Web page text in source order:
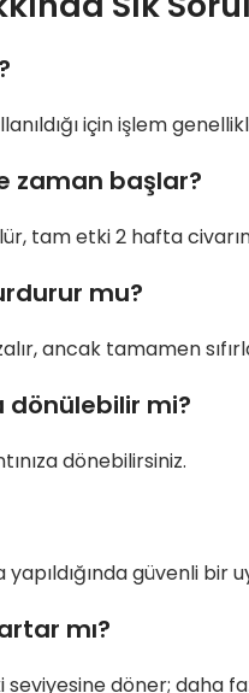
için işlem
zaman başlar?
tam etki 2 hafta
mu?
ancak tamamen
mi?
dönebilirsiniz.
güvenli bir
mı?
döner; daha